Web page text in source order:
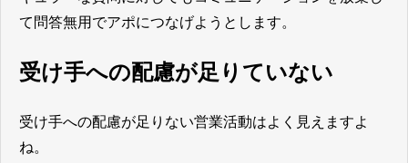
て問答無用でアポにつなげようとします。
受け手への配慮が足りていない
受け手への配慮が足りない営業活動はよく見えますよ
ね。